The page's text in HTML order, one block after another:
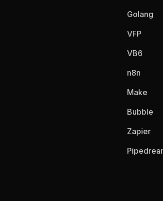
Golang
VFP
VB6
n8n
Make
Bubble
Zapier